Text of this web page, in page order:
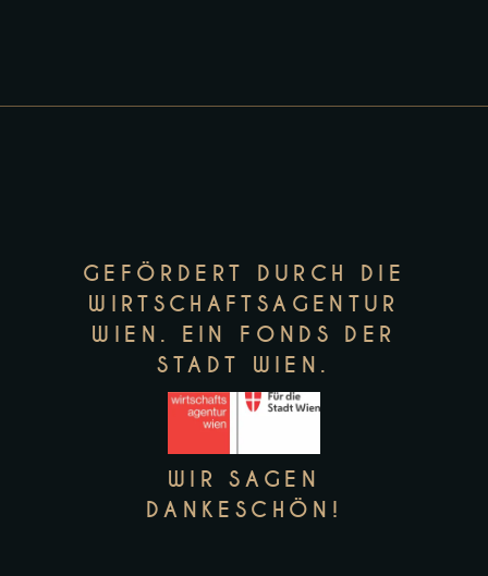
GEFÖRDERT DURCH DIE
WIRTSCHAFTSAGENTUR
WIEN. EIN FONDS DER
STADT WIEN.
WIR SAGEN
DANKESCHÖN!